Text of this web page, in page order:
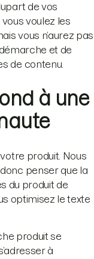
de vos
voulez les
vous n’aurez pas
et de
de contenu.
à une
produit. Nous
penser que la
du produit de
optimisez le texte
produit se
à